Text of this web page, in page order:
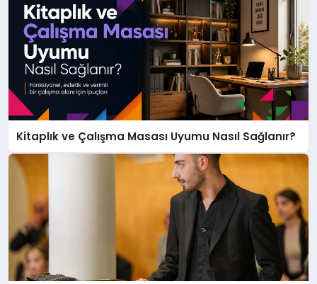
Kitaplık ve Çalışma Masası Uyumu Nasıl Sağlanır?